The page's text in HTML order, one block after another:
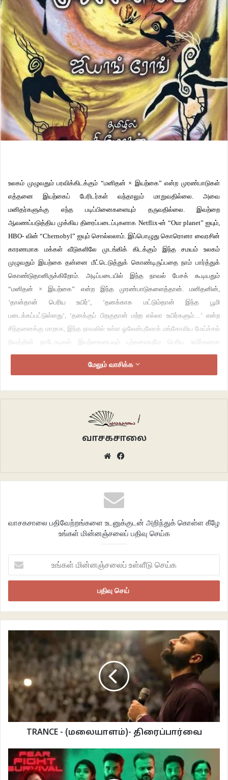
உலகம் முழுவதும் பரவிக்கிடக்கும் “மனிதன் × இயற்கை” என்ற முரண்பாடுகள்
எத்தனை இயற்கைப் பேரிடர்கள் வந்தாலும் மாறுவதில்லை. அவை
மனிதர்களுக்கு எந்த படிப்பினைகளையும் தருவதில்லை. இவற்றை
ஆவணப்படுத்திய முக்கிய திரைப்படைப்புகளாக Netflix-ன் “Our planet”ஐயும்
HBO- வின் “Chernobyl” ஐயும் சொல்லலாம். இப்பொழுது கொரொனா வைரசின்
காரணமாக மக்கள் வீடுகளிலே முடங்கிக் கிடக்கும் இந்த சமயம் உலகம்
முழுவதும் இயற்கை தன்னை மீட்டெடுத்துக் கொண்டிருப்பதை நாம் பார்த்துக்
கொண்டுதானிருக்கிறோம். அடிப்படையில் இந்த நாவல் பேசக் கூடியதும்
“மனிதன் × இயற்கை” என்ற இந்த முரண்பாடுகளைத்தான். மனிதனின்,
‘தான்தான் பெரிய உயிர்‘ ‘தனக்காக மட்டும்தான் இந்த பூமி
படைக்கப்பட்டுள்ளது‘, ‘தனக்குப் பிறகுதான் மற்ற எல்லா உயிர்களும்…’ என்ற
சிந்தனைக்கு மாறாக, இந்த நாவலில் உள்ள ஓலேன்புலோக் மங்கோலிய மேய்ச்சல்
நிலத்தின் நாடோடிகள் இயற்கையையும் புற்களையுமே பெரிய உயிர்களாக
கருதுகின்றனர். இவற்றிற்குப் பிறகே மனிதன் என்ற அற்ப உயிர். அவர்களின்
வாழ்வு முழுவதும் இயற்கைக்கும், அவைகளின் விதிகளுக்கும் உட்பட்டுத்தான்.
மனித குல மேன்மைக்கான “கலாச்சார புரட்சி” க்கு அழைப்பு விடுக்கிறார்,
மாவோ. அதன் விளைவாக நிறைய இளைஞர்கள், மாணவர்கள், மருத்துவர்கள்
சமூகமாக மாற்றுவதற்கும், அவர்களிடையே மருத்துவ அறிவை
மேம்படுத்துவதற்கும் வெவ்வேறு கிராமப் புறங்களுக்குச் செல்கின்றனர். இதன்
பழமையான ஓலோன்புலோக் மேய்ச்சல் நிலங்களுக்கு அனுப்பப்படுகின்றனர்.
மேலும் வாசிக்க
வாசகசாலை
Website
வாசகசாலை பதிவேற்றங்களை உடனுக்குடன் அறிந்துக் கொள்ள கீழே
உங்கள் மின்னஞ்சலைப் பதிவு செய்க
மின்னஞ்சலைப்
உள்ளீடு
TRANCE - (மலையாளம்)- திரைப்பார்வை